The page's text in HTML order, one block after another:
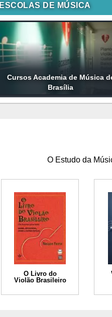
ESCOLAS DE MÚSICA
Cursos Academia de Música
Brasília
O Estudo da
O Livro do
Violão Brasileiro